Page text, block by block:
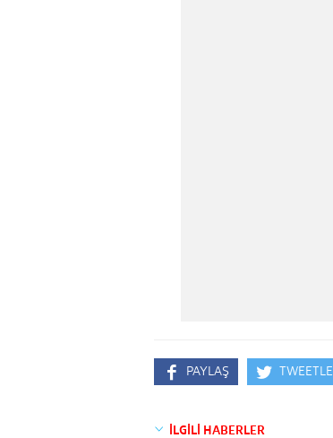
PAYLAŞ TWEETLE
İLGİLİ HABERLER